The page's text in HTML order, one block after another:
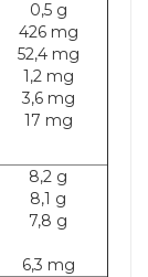
0,5 g
426 mg
52,4 mg
1,2 mg
3,6 mg
17 mg
8,2 g
8,1 g
7,8 g
6,3 mg